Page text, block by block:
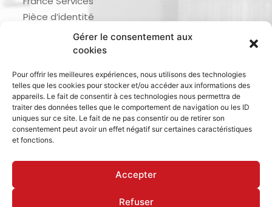
Gérer le consentement aux
cookies
Pour offrir les meilleures expériences, nous utilisons des technologies
telles que les cookies pour stocker et/ou accéder aux informations des
appareils. Le fait de consentir à ces technologies nous permettra de
traiter des données telles que le comportement de navigation ou les ID
uniques sur ce site. Le fait de ne pas consentir ou de retirer son
consentement peut avoir un effet négatif sur certaines caractéristiques
et fonctions.
Accepter
Refuser
Pièce d’identité
Demande d’actes d’état civil
Inscription listes électorales
Recensement militaire
Le journal de ma ville
Gestion des déchets
Mentions légales & politique de confidentialité